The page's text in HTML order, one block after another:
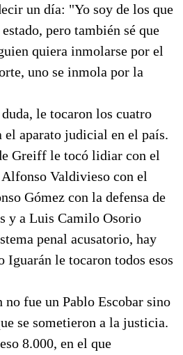
un día: "Yo soy de los que
pero también sé que
quiera inmolarse por el
uno se inmola por la
le tocaron los cuatro
el aparato judicial en el país.
Greiff le tocó lidiar con el
Valdivieso con el
Gómez con la defensa de
y a Luis Camilo Osorio
penal acusatorio, hay
Iguarán le tocaron todos esos
fue un Pablo Escobar sino
se sometieron a la justicia.
8.000, en el que